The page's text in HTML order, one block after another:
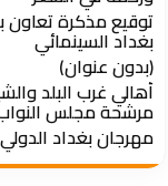
توقيع مذكرة تعاون
بغداد السينمائي
(بدون عنوان)
أهالي غرب البلد
مرشحة مجلس
مهرجان بغداد